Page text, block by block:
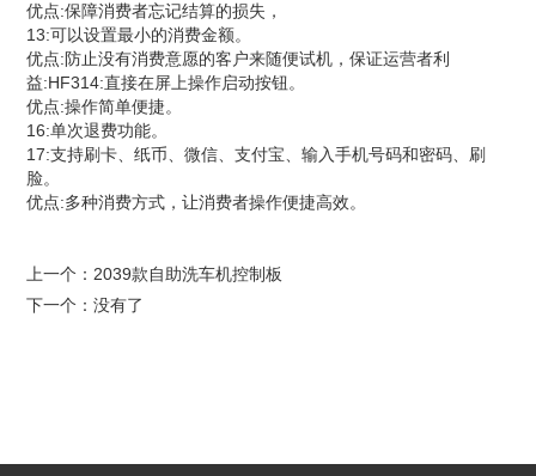
优点:保障消费者忘记结算的损失，
13:可以设置最小的消费金额。
优点:防止没有消费意愿的客户来随便试机，保证运营者利
益:HF314:直接在屏上操作启动按钮。
优点:操作简单便捷。
16:单次退费功能。
17:支持刷卡、纸币、微信、支付宝、输入手机号码和密码、刷
脸。
优点:多种消费方式，让消费者操作便捷高效。
上一个： 2039款自助洗车机控制板
下一个：没有了